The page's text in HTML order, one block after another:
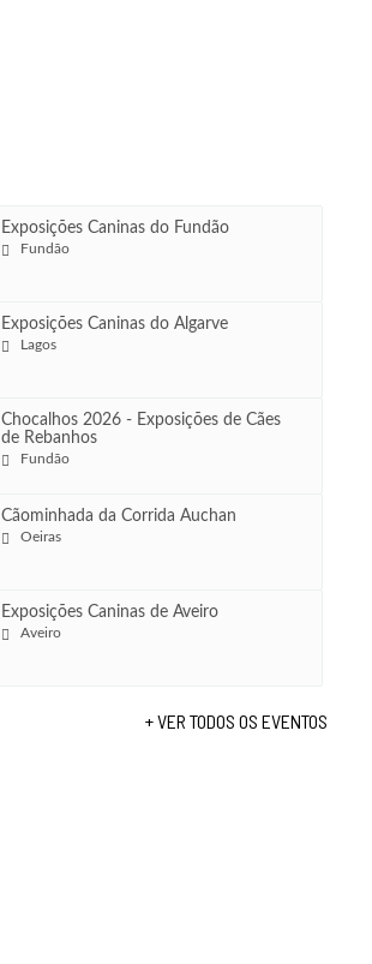
Exposições Caninas do Fundão
Fundão
Exposições Caninas do Algarve
Lagos
Chocalhos 2026 - Exposições de Cães
de Rebanhos
Fundão
Cãominhada da Corrida Auchan
Oeiras
Exposições Caninas de Aveiro
Aveiro
+ VER TODOS OS EVENTOS